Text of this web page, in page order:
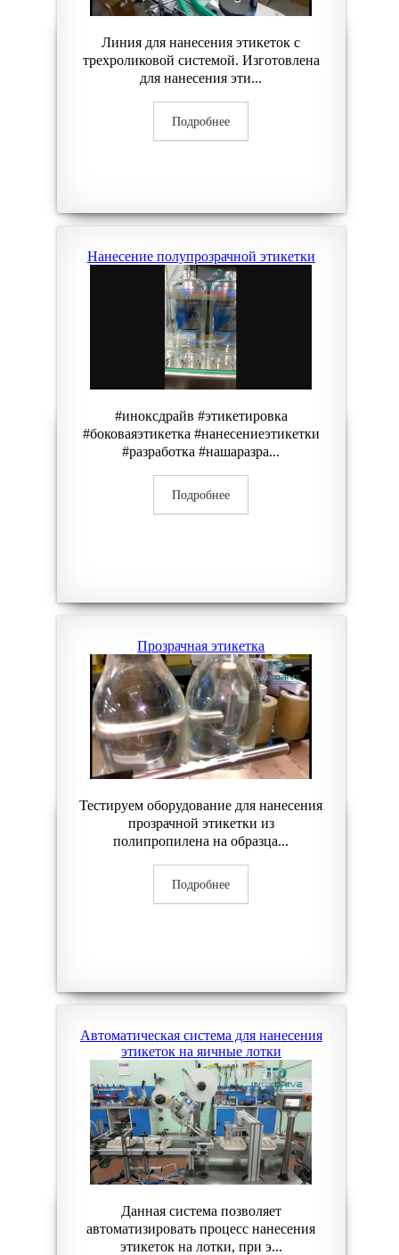
Линия для нанесения этикеток с
трехроликовой системой. Изготовлена
для нанесения эти...
Подробнее
Нанесение полупрозрачной этикетки
#иноксдрайв #этикетировка
#боковаяэтикетка #нанесениеэтикетки
#разработка #нашаразра...
Подробнее
Прозрачная этикетка
Тестируем оборудование для нанесения
прозрачной этикетки из
полипропилена на образца...
Подробнее
Автоматическая система для нанесения
этикеток на яичные лотки
Данная система позволяет
автоматизировать процесс нанесения
этикеток на лотки, при э...